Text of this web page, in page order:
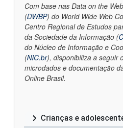
Com base nas Data on the
(DWBP) do World Wide Web
Centro Regional de Estudos
da Sociedade da Informação (
do Núcleo de Informação e
(NIC.br), disponibiliza a seguir
microdados e documentação
Online Brasil.
Crianças e